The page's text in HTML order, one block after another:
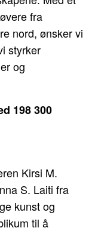
fra
nord, ønsker vi
styrker
og
198 300
Kirsi M.
S. Laiti fra
kunst og
til å